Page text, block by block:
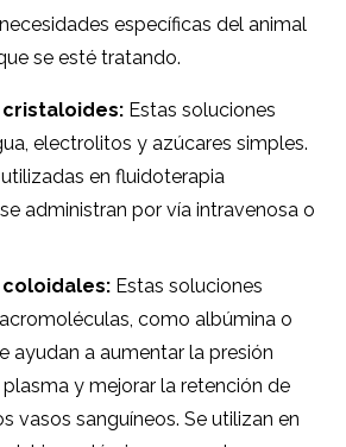
específicas del animal
se esté tratando.
Estas soluciones
electrolitos y azúcares simples.
en fluidoterapia
administran por vía intravenosa o
Estas soluciones
como albúmina o
ayudan a aumentar la presión
y mejorar la retención de
vasos sanguíneos. Se utilizan en